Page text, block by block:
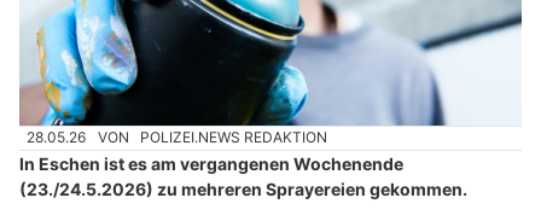
28.05.26 VON POLIZEI.NEWS REDAKTION
In Eschen ist es am vergangenen Wochenende
(23./24.5.2026) zu mehreren Sprayereien gekommen.